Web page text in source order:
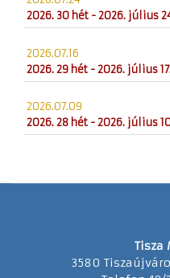
2026. 30 hét - 2026. július
2026.07.16
2026. 29 hét - 2026. július
2026.07.09
2026. 28 hét - 2026. július
Tisza
3580